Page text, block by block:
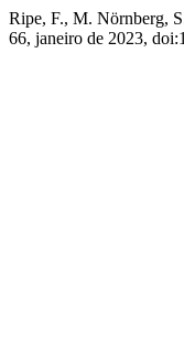
Ripe, F., M. Nörnberg,
66, janeiro de 2023,